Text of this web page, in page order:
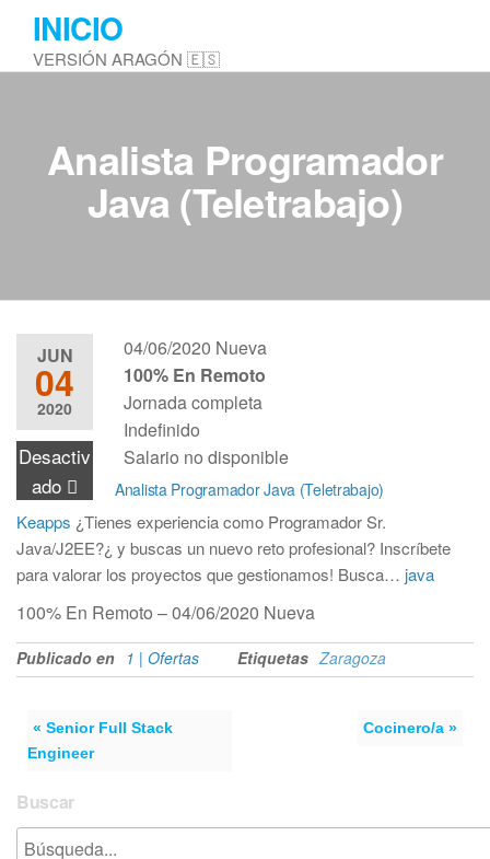
Saltar
contenido
INICIO
VERSIÓN ARAGÓN 🇪🇸
Analista Programador
Java (Teletrabajo)
JUN
04
2020
Desactiv
ado
04/06/2020 Nueva
100% En Remoto
Jornada completa
Indefinido
Salario no disponible
Analista Programador Java (Teletrabajo)
Keapps ¿Tienes experiencia como Programador Sr.
Java/J2EE?¿ y buscas un nuevo reto profesional? Inscríbete
para valorar los proyectos que gestionamos! Busca… java
100% En Remoto – 04/06/2020 Nueva
Publicado en 1 | Ofertas Etiquetas Zaragoza
« Senior Full Stack
Engineer
Cocinero/a »
Buscar